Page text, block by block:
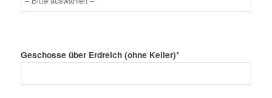
Geschosse über Erdreich (ohne Keller)*